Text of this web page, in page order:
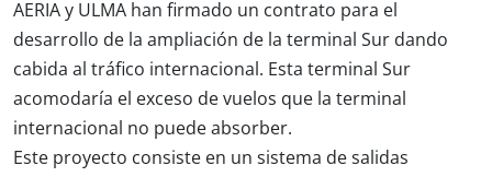
AERIA y ULMA han firmado un contrato para el
desarrollo de la ampliación de la terminal Sur dando
cabida al tráfico internacional. Esta terminal Sur
acomodaría el exceso de vuelos que la terminal
internacional no puede absorber.
Este proyecto consiste en un sistema de salidas